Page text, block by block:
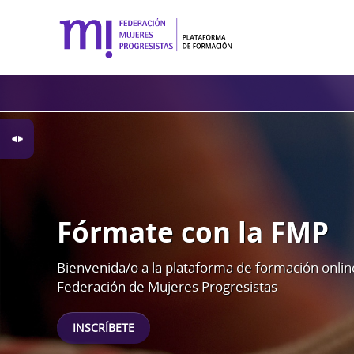
Fórmate con la FMP
Bienvenida/o a la plataforma de formación
Federación de Mujeres Progresistas
INSCRÍBETE
Fórmate con la FMP
Bienvenida/o a la plataforma de formación
Federación de Mujeres Progresistas
INSCRÍBETE
Fórmate con la FMP
Bienvenida/o a la plataforma de formación
Federación de Mujeres Progresistas
INSCRÍBETE